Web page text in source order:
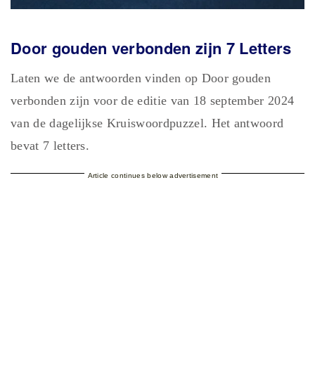
Door gouden verbonden zijn 7 Letters
Laten we de antwoorden vinden op Door gouden
verbonden zijn voor de editie van 18 september 2024
van de dagelijkse Kruiswoordpuzzel. Het antwoord
bevat 7 letters.
Article continues below advertisement